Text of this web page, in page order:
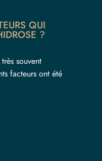
QUI
?
souvent
facteurs ont été